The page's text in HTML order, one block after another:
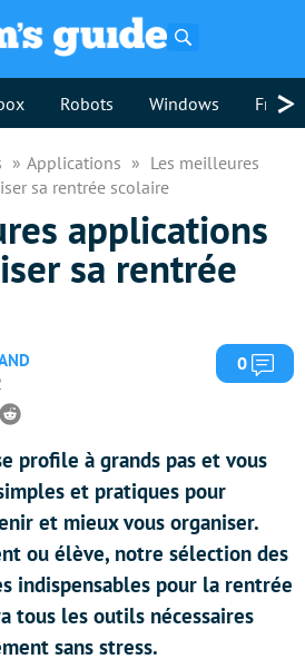
Robots Windows >
Applications
Les meilleures
sa rentrée scolaire
applications
sa rentrée
0
Reddit
profile à grands pas et vous
et pratiques pour
et mieux vous organiser.
ou élève, notre sélection des
indispensables pour la rentrée
tous les outils nécessaires
sans stress.